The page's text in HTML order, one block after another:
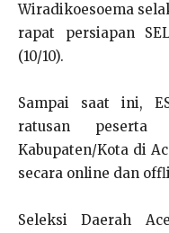
Wiradikoesoema
rapat persiapan
(10/10).
Sampai saat ini,
ratusan peserta
Kabupaten/Kota di
secara online dan
Seleksi Daerah